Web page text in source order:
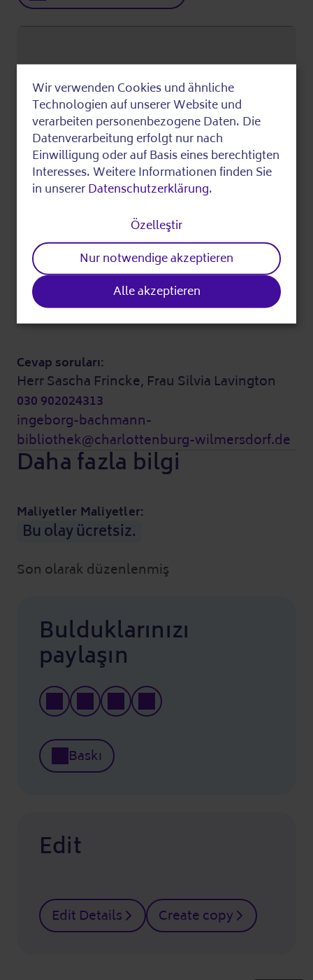
Google Maps Show in Google Maps
Kim
Cevap soruları:
Herr Sascha Frincke, Frau Silvia Lavington
030 902024313
ingeborg-bachmann-
bibliothek@charlottenburg-wilmersdorf.de
Daha fazla bilgi
Maliyetler Maliyetler:
Bu olay ücretsiz.
Son olarak düzenlenmiş
Bulduklarınızı
paylaşın
Baskı
Edit
Edit Details Create copy
Use
of
personal
data
and
Wir verwenden Cookies und ähnliche
Technologien auf unserer Website und
verarbeiten personenbezogene Daten. Die
Datenverarbeitung erfolgt nur nach
Einwilligung oder auf Basis eines berechtigten
Interesses. Weitere Informationen finden Sie
in unsererDatenschutzerklärung.
Özelleştir
Nur notwendige akzeptieren
Alle akzeptieren